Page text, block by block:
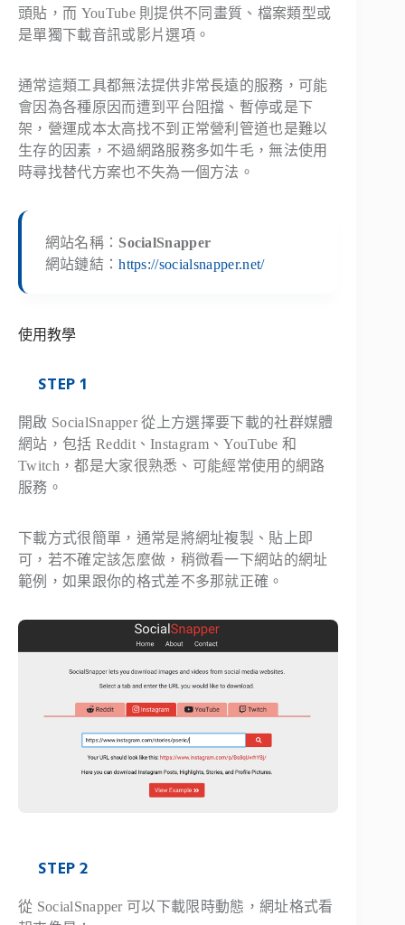
頭貼，而 YouTube 則提供不同畫質、檔案類型或
是單獨下載音訊或影片選項。
通常這類工具都無法提供非常長遠的服務，可能
會因為各種原因而遭到平台阻擋、暫停或是下
架，營運成本太高找不到正常營利管道也是難以
生存的因素，不過網路服務多如牛毛，無法使用
時尋找替代方案也不失為一個方法。
網站名稱： SocialSnapper
網站鏈結：https://socialsnapper.net/
使用教學
STEP 1
開啟 SocialSnapper 從上方選擇要下載的社群媒體
網站，包括 Reddit、Instagram、YouTube 和
Twitch，都是大家很熟悉、可能經常使用的網路
服務。
下載方式很簡單，通常是將網址複製、貼上即
可，若不確定該怎麼做，稍微看一下網站的網址
範例，如果跟你的格式差不多那就正確。
STEP 2
從 SocialSnapper 可以下載限時動態，網址格式看